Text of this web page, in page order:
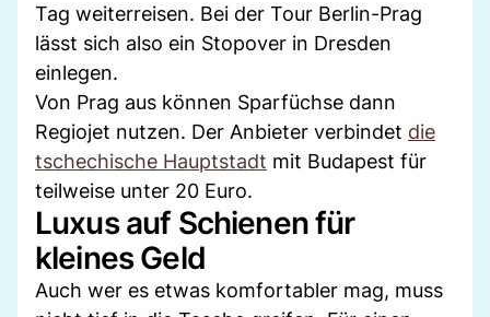
Tag weiterreisen. Bei der Tour Berlin-Prag
lässt sich also ein Stopover in Dresden
einlegen.
Von Prag aus können Sparfüchse dann
Regiojet nutzen. Der Anbieter verbindet die
tschechische Hauptstadt mit Budapest für
teilweise unter 20 Euro.
Luxus auf Schienen für
kleines Geld
Auch wer es etwas komfortabler mag, muss